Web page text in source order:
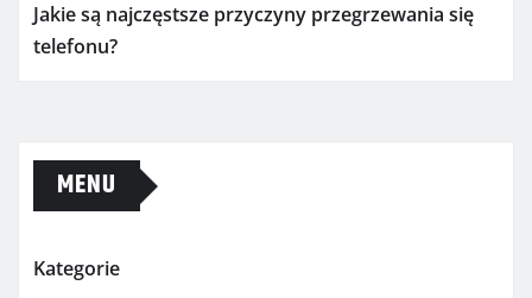
Jakie są najczęstsze przyczyny przegrzewania się
telefonu?
MENU
Kategorie